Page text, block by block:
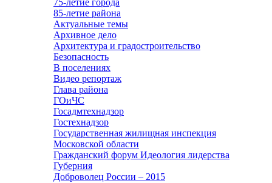
75-летие города
85-летие района
Актуальные темы
Архивное дело
Архитектура и градостроительство
Безопасность
В поселениях
Видео репортаж
Глава района
ГОиЧС
Госадмтехнадзор
Гостехнадзор
Государственная жилищная инспекция
Московской области
Гражданский форум Идеология лидерства
Губерния
Доброволец России – 2015